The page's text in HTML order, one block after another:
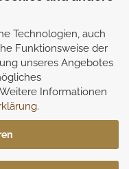
Technologien, auch
Funktionsweise der
unseres Angebotes
Informationen
.